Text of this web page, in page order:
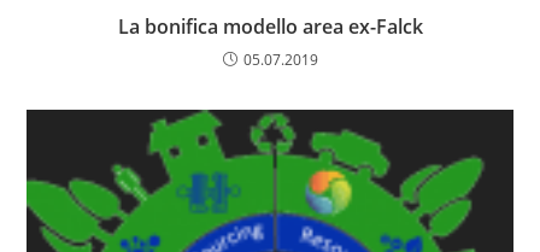
La bonifica modello area ex-Falck
05.07.2019